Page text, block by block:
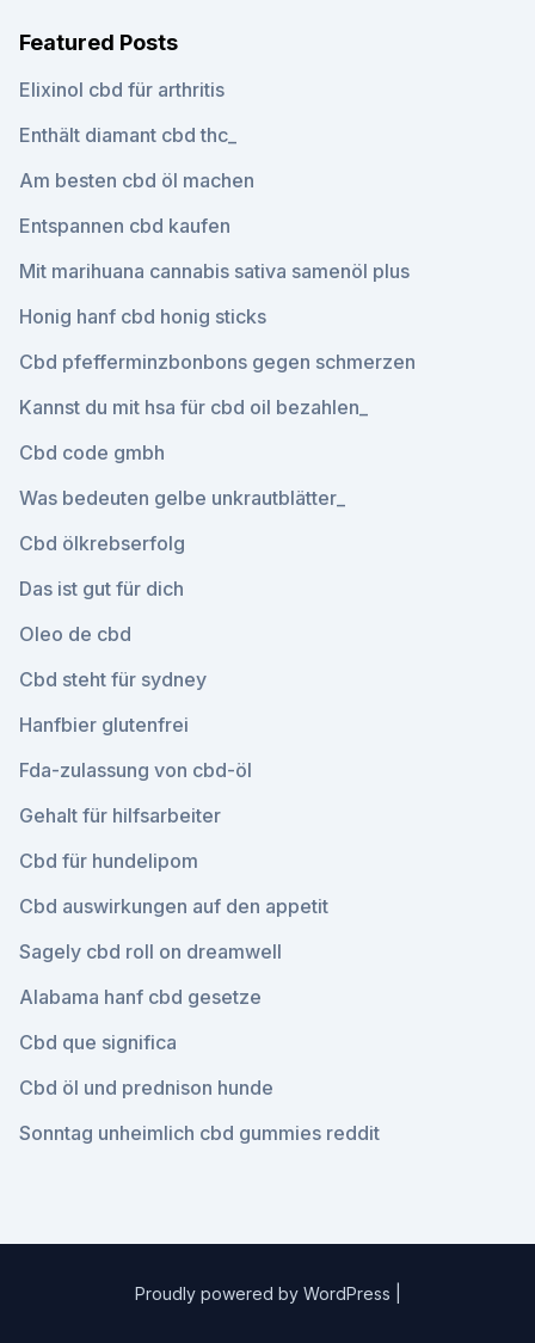
Featured Posts
Elixinol cbd für arthritis
Enthält diamant cbd thc_
Am besten cbd öl machen
Entspannen cbd kaufen
Mit marihuana cannabis sativa samenöl plus
Honig hanf cbd honig sticks
Cbd pfefferminzbonbons gegen schmerzen
Kannst du mit hsa für cbd oil bezahlen_
Cbd code gmbh
Was bedeuten gelbe unkrautblätter_
Cbd ölkrebserfolg
Das ist gut für dich
Oleo de cbd
Cbd steht für sydney
Hanfbier glutenfrei
Fda-zulassung von cbd-öl
Gehalt für hilfsarbeiter
Cbd für hundelipom
Cbd auswirkungen auf den appetit
Sagely cbd roll on dreamwell
Alabama hanf cbd gesetze
Cbd que significa
Cbd öl und prednison hunde
Sonntag unheimlich cbd gummies reddit
Proudly powered by WordPress